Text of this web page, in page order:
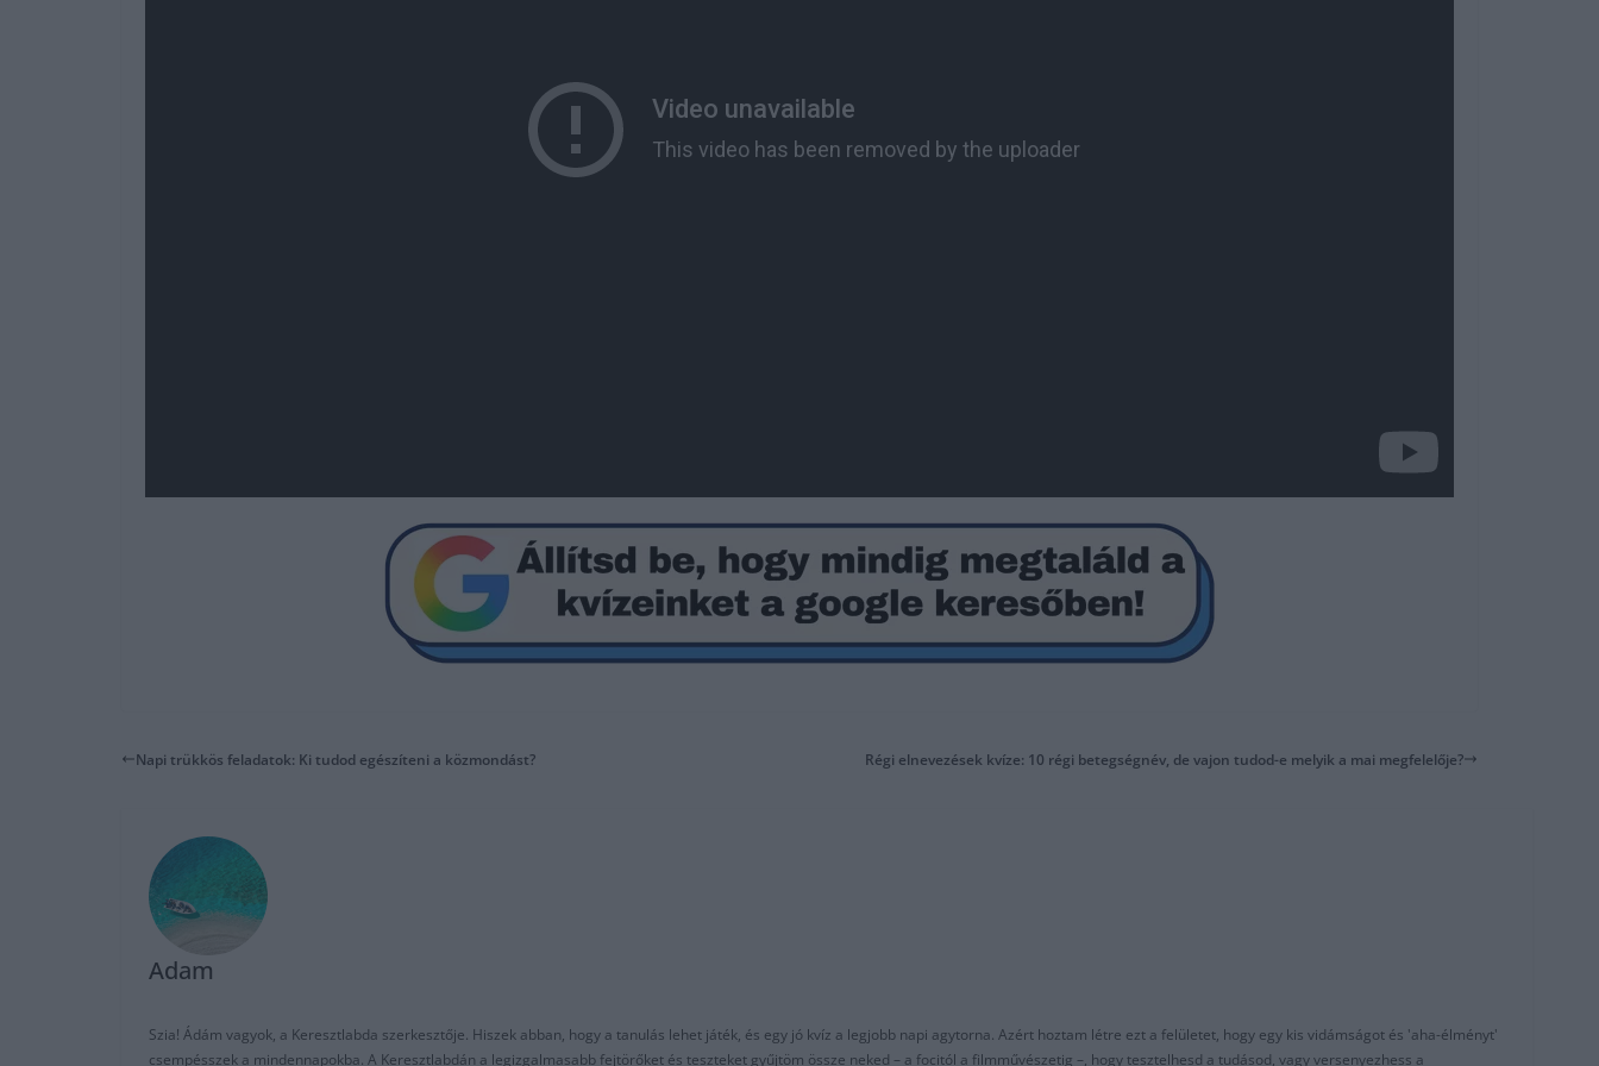
Napi trükkös feladatok: Ki tudod egészíteni a közmondást? Régi elnevezések kvíze: 10 régi betegségnév, de vajon tudod-e melyik a mai megfelelője?
Adam
Szia! Ádám vagyok, a Keresztlabda szerkesztője. Hiszek abban, hogy a tanulás lehet játék, és egy jó kvíz a legjobb napi agytorna. Azért hoztam létre ezt a felületet, hogy egy kis vidámságot és 'aha-élményt'
csempésszek a mindennapokba. A Keresztlabdán a legizgalmasabb fejtörőket és teszteket gyűjtöm össze neked – a focitól a filmművészetig –, hogy tesztelhesd a tudásod, vagy versenyezhess a